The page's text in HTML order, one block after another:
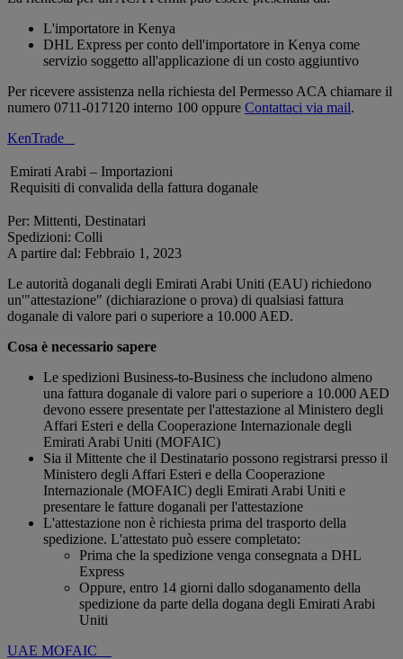
L'importatore in Kenya
DHL Express per conto dell'importatore in Kenya come
servizio soggetto all'applicazione di un costo aggiuntivo
Per ricevere assistenza nella richiesta del Permesso ACA chiamare il
numero 0711-017120 interno 100 oppure Contattaci via mail.
KenTrade
Emirati Arabi – Importazioni
Requisiti di convalida della fattura doganale
Per: Mittenti, Destinatari
Spedizioni: Colli
A partire dal: Febbraio 1, 2023
Le autorità doganali degli Emirati Arabi Uniti (EAU) richiedono
un'"attestazione" (dichiarazione o prova) di qualsiasi fattura
doganale di valore pari o superiore a 10.000 AED.
Cosa è necessario sapere
Le spedizioni Business-to-Business che includono almeno
una fattura doganale di valore pari o superiore a 10.000 AED
devono essere presentate per l'attestazione al Ministero degli
Affari Esteri e della Cooperazione Internazionale degli
Emirati Arabi Uniti (MOFAIC)
Sia il Mittente che il Destinatario possono registrarsi presso il
Ministero degli Affari Esteri e della Cooperazione
Internazionale (MOFAIC) degli Emirati Arabi Uniti e
presentare le fatture doganali per l'attestazione
L'attestazione non è richiesta prima del trasporto della
spedizione. L'attestato può essere completato:
Prima che la spedizione venga consegnata a DHL
Express
Oppure, entro 14 giorni dallo sdoganamento della
spedizione da parte della dogana degli Emirati Arabi
Uniti
UAE MOFAIC